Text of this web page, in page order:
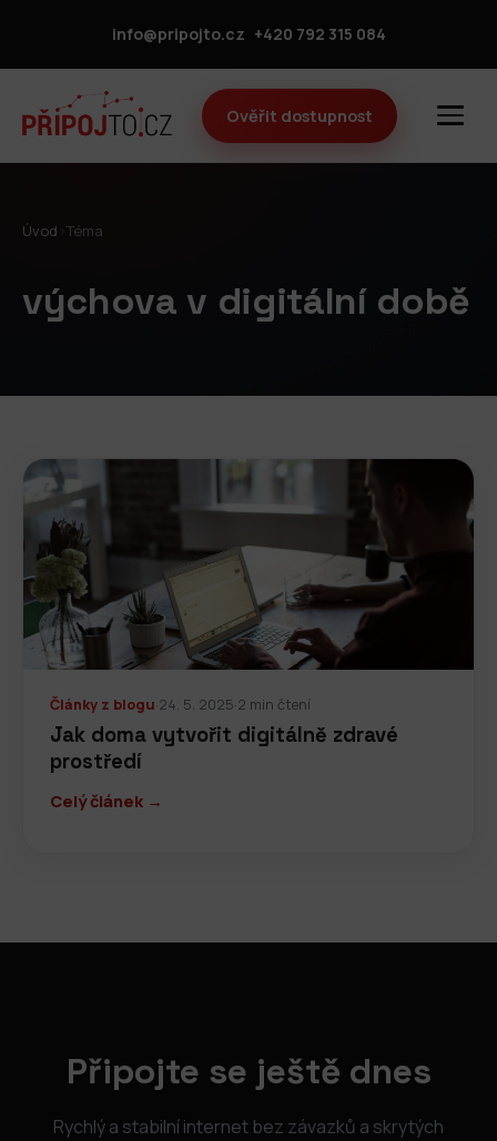
info@pripojto.cz +420 792 315 084
Ověřit dostupnost
Úvod Téma
výchova v digitální době
Články z blogu·24. 5. 2025·2 min čtení
Jak doma vytvořit digitálně zdravé
prostředí
Celý článek →
Připojte se ještě dnes
Rychlý a stabilní internet bez závazků a skrytých